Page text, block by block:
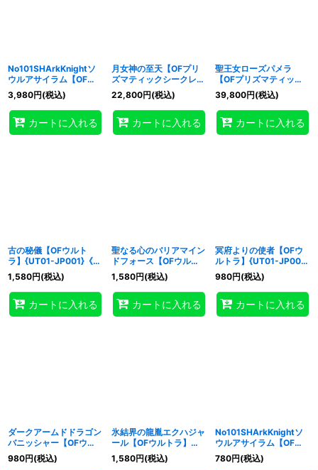
No101SHArkKnightソ
ウルアサイラム【OFプ
リズマティックシークレ
ット】{UT01-JP006}
《エクシーズ》
3,980円(税込)
カートに入れる
月女神の至天【OFプリ
ズマティックシークレッ
ト】{UT01-JP007}《魔
法》
22,800円(税込)
カートに入れる
聖王女ローズパメラ
【OFプリズマティック
シークレット】{UT01-
JP008}《モンスター》
39,800円(税込)
カートに入れる
古の秘儀【OFウルト
ラ】{UT01-JP001}《魔
法》
1,580円(税込)
カートに入れる
聖なる心のバリアマイン
ドフォース【OFウルト
ラ】{UT01-JP002}
《罠》
1,580円(税込)
カートに入れる
冥府よりの使者【OFウ
ルトラ】{UT01-JP003}
《モンスター》
980円(税込)
カートに入れる
ダークアームドドラゴン
バニッシャー【OFウル
トラ】{UT01-JP004}
《モンスター》
980円(税込)
氷結界の龍胤エクハジャ
ール【OFウルトラ】
{UT01-JP005}《シンク
ロ》
1,580円(税込)
No101SHArkKnightソ
ウルアサイラム【OFウ
ルトラ】{UT01-JP006}
《エクシーズ》
780円(税込)